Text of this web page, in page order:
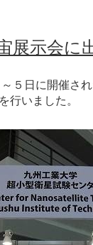
展示会に
５日に開催さ
行いました。